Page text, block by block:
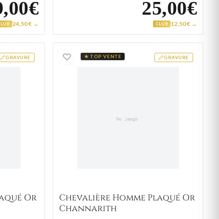
24,50 € →
25,00€
CLUB 12,50 € →
GRAVURE
Homme Plaqué Or Jahouard
Or
GRAVURE
★ TOP VENTE Chevalière Homme
Chevalière Homme Plaqué Or
Channarith